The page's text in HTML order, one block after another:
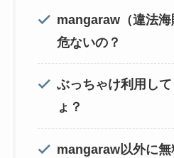
mangaraw（違法
危ないの？
ぶっちゃけ利用し
ょ？
mangaraw以外に